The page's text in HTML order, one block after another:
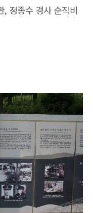
, 정종수 경사 순직비